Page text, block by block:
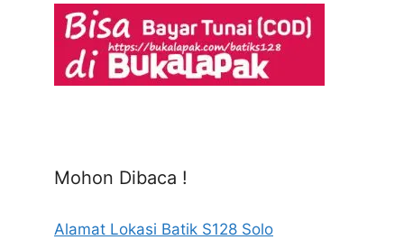
Mohon Dibaca !
Alamat Lokasi Batik S128 Solo